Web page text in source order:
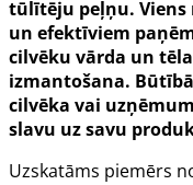
tūlītēju peļņu. Viens
un efektīviem
cilvēku vārda un
izmantošana.
cilvēka vai
slavu uz savu
Uzskatāms piemērs